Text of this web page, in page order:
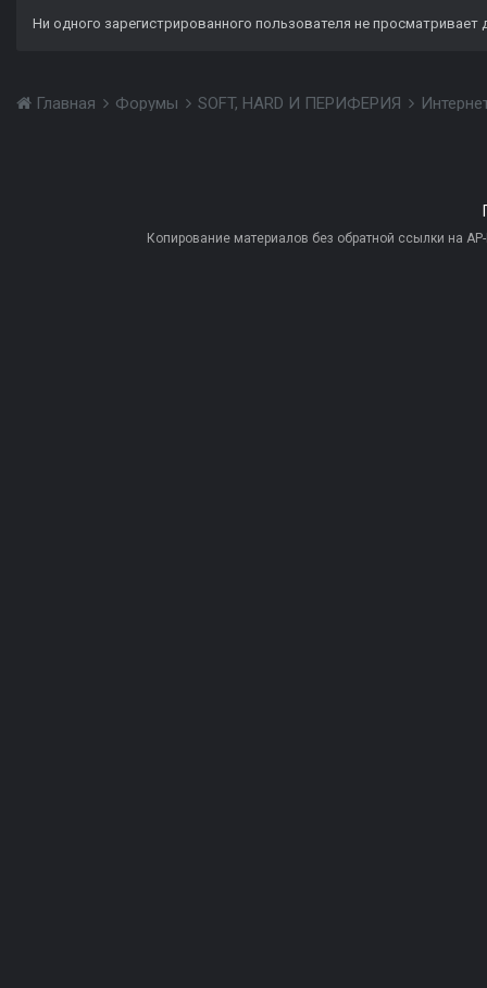
Ни одного зарегистрированного пользователя не просматривает
Главная Форумы SOFT, HARD И ПЕРИФЕРИЯ
Копирование материалов без обратной ссылки на